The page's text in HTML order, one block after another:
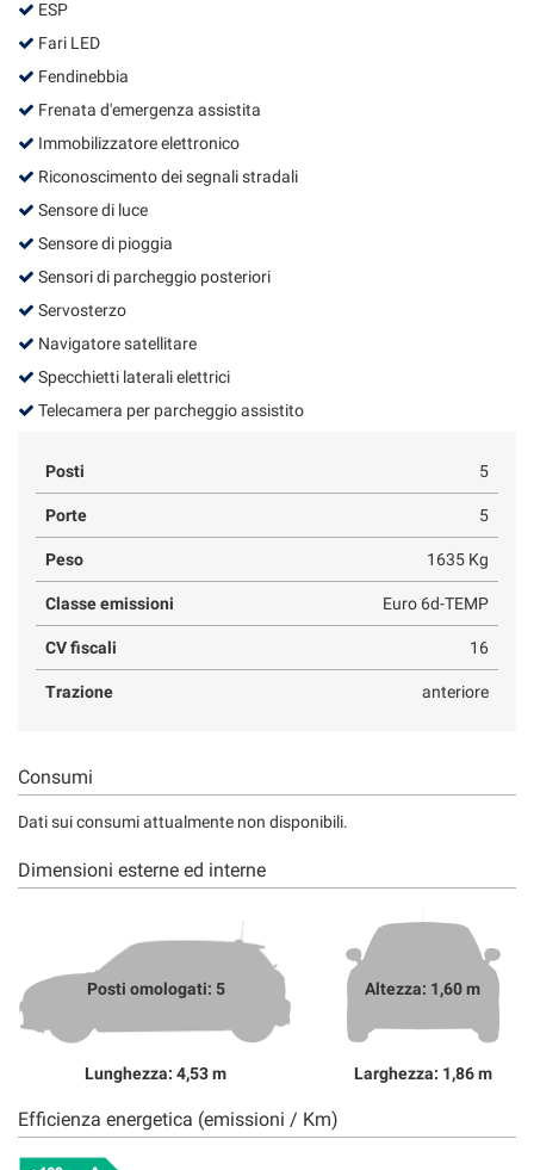
ESP
Fari LED
Fendinebbia
Frenata d'emergenza assistita
Immobilizzatore elettronico
Riconoscimento dei segnali stradali
Sensore di luce
Sensore di pioggia
Sensori di parcheggio posteriori
Servosterzo
Navigatore satellitare
Specchietti laterali elettrici
Telecamera per parcheggio assistito
Posti 5
Porte 5
Peso 1635 Kg
Classe emissioni Euro 6d-TEMP
CV fiscali 16
Trazione anteriore
Consumi
Dati sui consumi attualmente non disponibili.
Dimensioni esterne ed interne
Posti omologati: 5
Lunghezza: 4,53 m
Altezza: 1,60 m
Larghezza: 1,86 m
Efficienza energetica (emissioni / Km)